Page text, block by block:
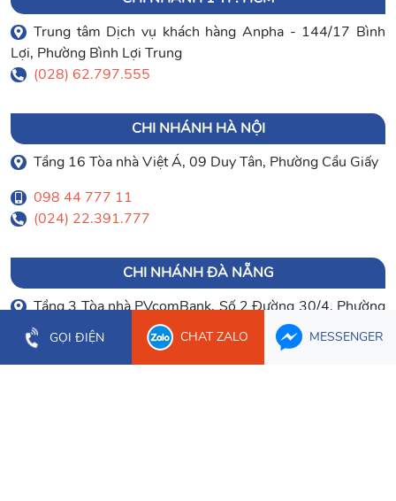
Trung tâm Dịch vụ khách hàng Anpha - 144/17 Bình
Lợi, Phường Bình Lợi Trung
(028) 62.797.555
CHI NHÁNH HÀ NỘI
Tầng 16 Tòa nhà Việt Á, 09 Duy Tân, Phường Cầu Giấy
098 44 777 11
(024) 22.391.777
CHI NHÁNH ĐÀ NẴNG
Tầng 3 Tòa nhà PVcomBank, Số 2 Đường 30/4, Phường
Hòa Cường
0903 003 779
GỌI ĐIỆN CHAT ZALO MESSENGER